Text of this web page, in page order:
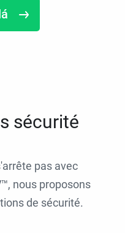
sécurité
pas avec
nous proposons
de sécurité.